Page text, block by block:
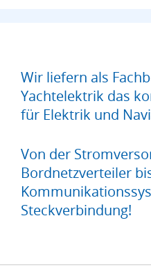
Wir liefern als
Yachtelektrik das
für Elektrik und
Von der
Bordnetzverteiler
Steckverbindung!